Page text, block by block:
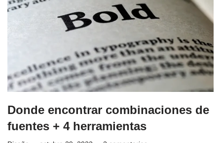
Donde encontrar combinaciones de
fuentes + 4 herramientas